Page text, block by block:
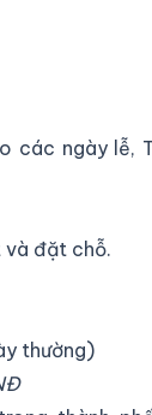
các ngày lễ,
và đặt chỗ.
thường)